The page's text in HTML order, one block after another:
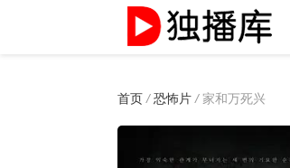
首页 / 恐怖片 / 家和万死兴